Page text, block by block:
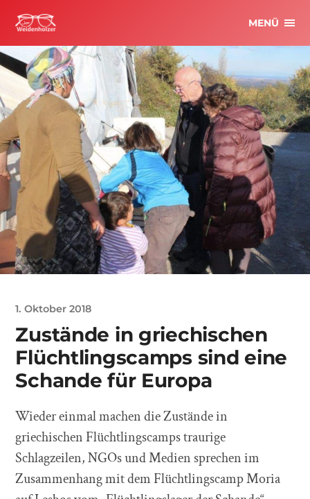
MENÜ
1. Oktober 2018
Zustände in griechischen
Flüchtlingscamps sind eine
Schande für Europa
Wieder einmal machen die Zustände in
griechischen Flüchtlingscamps traurige
Schlagzeilen, NGOs und Medien sprechen im
Zusammenhang mit dem Flüchtlingscamp Moria